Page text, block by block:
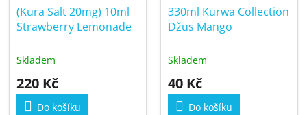
(Kura Salt 20mg) 10ml
Strawberry Lemonade
Skladem
220 Kč
Do košíku
330ml Kurwa Collection
Džus Mango
Skladem
40 Kč
Do košíku